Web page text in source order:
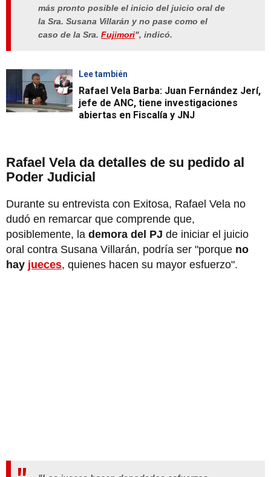
más pronto posible el inicio del juicio oral de
la Sra. Susana Villarán y no pase como el
caso de la Sra. Fujimori", indicó.
Lee también
Rafael Vela Barba: Juan Fernández Jerí,
jefe de ANC, tiene investigaciones
abiertas en Fiscalía y JNJ
Rafael Vela da detalles de su pedido al
Poder Judicial
Durante su entrevista con Exitosa, Rafael Vela no
dudó en remarcar que comprende que,
posiblemente, la demora del PJ de iniciar el juicio
oral contra Susana Villarán, podría ser "porque no
hay jueces, quienes hacen su mayor esfuerzo".